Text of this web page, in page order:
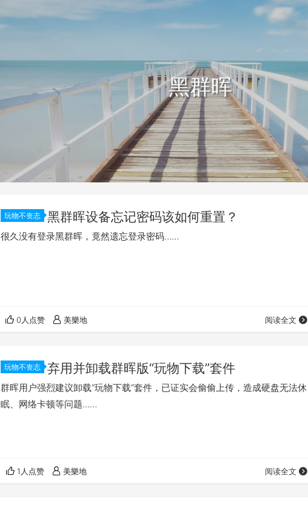
黑群晖
玩物不丧志 黑群晖设备忘记密码该如何重置？
很久没有登录黑群晖，竟然遗忘登录密码……
0人点赞 美樂地 阅读全文
玩物不丧志 弃用并卸载群晖版“玩物下载”套件
群晖用户强烈建议卸载“玩物下载”套件，已证实会偷偷上传，造成硬盘无法休
眠、网络卡顿等问题……
1人点赞 美樂地 阅读全文